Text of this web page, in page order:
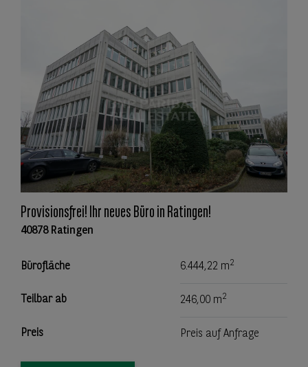
Provisionsfrei! Ihr neues Büro in Ratingen!
40878 Ratingen
Bürofläche 6.444,22 m2
Teilbar ab 246,00 m2
Preis Preis auf Anfrage